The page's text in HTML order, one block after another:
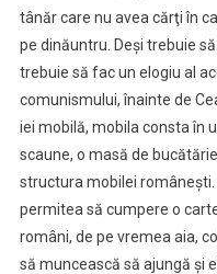
tânăr care nu avea cărţi în
pe dinăuntru. Deşi trebuie
trebuie să fac un elogiu al
comunismului, înainte de
iei mobilă, mobila consta în
scaune, o masă de
structura mobilei
permitea să cumpere o
români, de pe vremea aia,
să muncească să ajungă şi